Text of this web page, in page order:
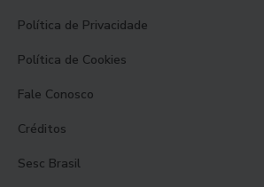
Política de Privacidade
Política de Cookies
Fale Conosco
Créditos
Sesc Brasil